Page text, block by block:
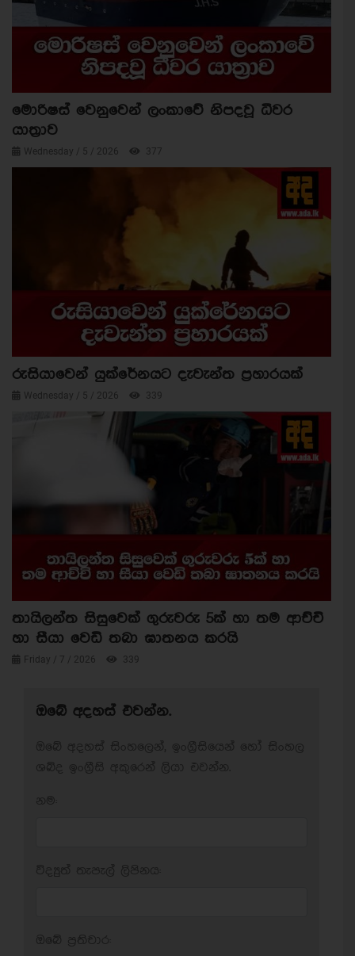
මොරිෂස් වෙනුවෙන් ලංකාවේ නිපදවූ ධීවර
යාත්‍රාව
Wednesday / 5 / 2026 377
රුසියාවෙන් යුක්රේනයට දැවැන්ත ප්‍රහාරයක්
Wednesday / 5 / 2026 339
තායිලන්ත සිසුවෙක් ගුරුවරු 5ක් හා තම ආච්චි
හා සීයා වෙඩි තබා ඝාතනය කරයි
Friday / 7 / 2026 339
ඔබේ අදහස් එවන්න.